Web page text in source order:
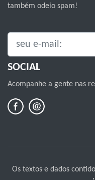
também odeio spam!
SEU E-MAIL:
SOCIAL
Acompanhe a gente nas
Os textos e dados